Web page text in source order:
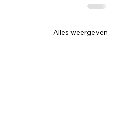
Alles weergeven